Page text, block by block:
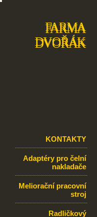
FARMA
DVOŘÁK
FARMA
DVOŘÁK
KONTAKTY
Adaptéry pro čelní
nakladače
Meliorační pracovní
stroj
Radličkový